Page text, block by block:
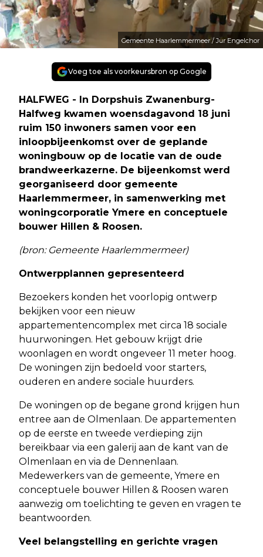
Gemeente Haarlemmermeer / Jur Engelchor
Voeg toe als voorkeursbron op Google
HALFWEG - In Dorpshuis Zwanenburg-
Halfweg kwamen woensdagavond 18 juni
ruim 150 inwoners samen voor een
inloopbijeenkomst over de geplande
woningbouw op de locatie van de oude
brandweerkazerne. De bijeenkomst werd
georganiseerd door gemeente
Haarlemmermeer, in samenwerking met
woningcorporatie Ymere en conceptuele
bouwer Hillen & Roosen.
(bron: Gemeente Haarlemmermeer)
Ontwerpplannen gepresenteerd
Bezoekers konden het voorlopig ontwerp
bekijken voor een nieuw
appartementencomplex met circa 18 sociale
huurwoningen. Het gebouw krijgt drie
woonlagen en wordt ongeveer 11 meter hoog.
De woningen zijn bedoeld voor starters,
ouderen en andere sociale huurders.
De woningen op de begane grond krijgen hun
entree aan de Olmenlaan. De appartementen
op de eerste en tweede verdieping zijn
bereikbaar via een galerij aan de kant van de
Olmenlaan en via de Dennenlaan.
Medewerkers van de gemeente, Ymere en
conceptuele bouwer Hillen & Roosen waren
aanwezig om toelichting te geven en vragen te
beantwoorden.
Veel belangstelling en gerichte vragen